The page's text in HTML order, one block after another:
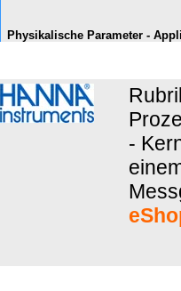
Physikalische Parameter -
-